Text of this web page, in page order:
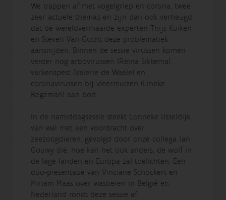
We trappen af met vogelgriep en corona, twee
zeer actuele thema’s en zijn dan ook verheugd
dat de wereldvermaarde experten Thijs Kuiken
en Steven Van Gucht deze problematiek
aansnijden. Binnen de sessie virussen komen
verder nog arbovirussen (Reina Sikkema),
varkenspest (Valerie de Waele) en
coronavirussen bij vleermuizen (Lineke
Begeman) aan bod.
In de namiddagsessie steekt Lonneke IJsseldijk
van wal met een voordracht over
zeezoogdieren, gevolgd door onze collega Jan
Gouwy die, hoe kan het ook anders, de wolf in
de lage landen en Europa zal toelichten. Een
duo-presentatie van Vinciane Schockert en
Miriam Maas over wasberen in België en
Nederland rondt deze sessie af.